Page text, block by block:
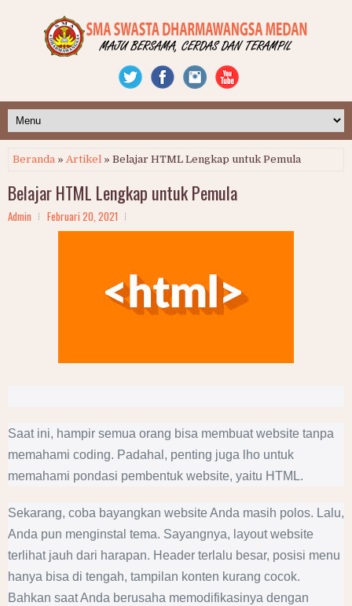
Beranda » Artikel » Belajar HTML Lengkap untuk Pemula
Belajar HTML Lengkap untuk Pemula
Admin Februari 20, 2021
Saat ini, hampir semua orang bisa membuat website tanpa
memahami coding. Padahal, penting juga lho untuk
memahami pondasi pembentuk website, yaitu HTML.
Sekarang, coba bayangkan website Anda masih polos. Lalu,
Anda pun menginstal tema. Sayangnya, layout website
terlihat jauh dari harapan. Header terlalu besar, posisi menu
hanya bisa di tengah, tampilan konten kurang cocok.
Bahkan saat Anda berusaha memodifikasinya dengan